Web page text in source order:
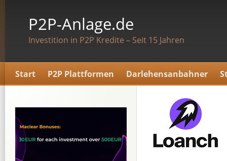
P2P-Anlage.de
Investition in P2P Kredite – Seit 15 Jahren
Start P2P Plattformen Darlehensanbahner